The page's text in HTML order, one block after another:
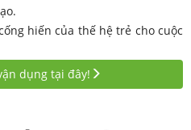
hiến của thế hệ trẻ cho cuộc
dụng tại đây!